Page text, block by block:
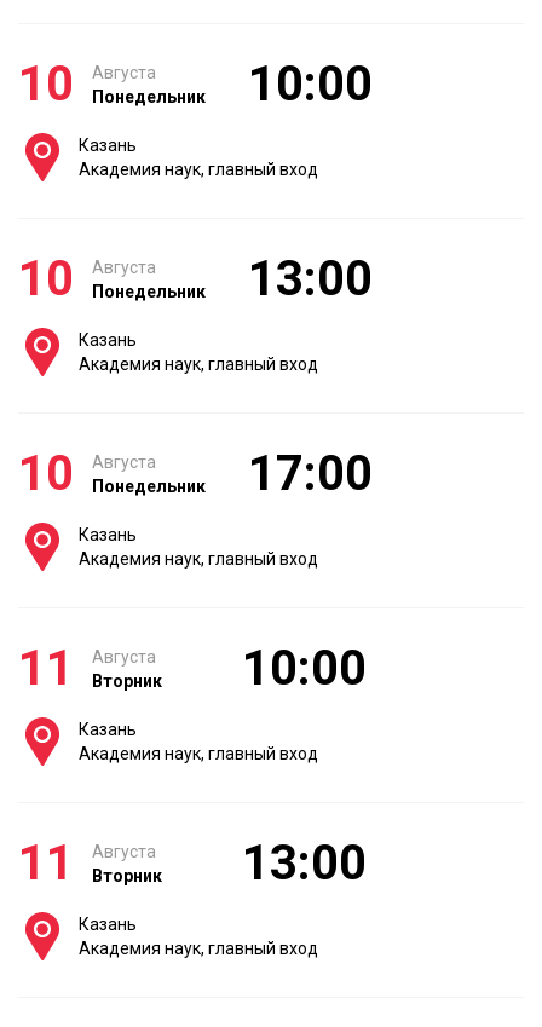
10
Августа
Понедельник
10:00
Казань
Академия наук, главный вход
10
Августа
Понедельник
13:00
Казань
Академия наук, главный вход
10
Августа
Понедельник
17:00
Казань
Академия наук, главный вход
11
Августа
Вторник
10:00
Казань
Академия наук, главный вход
11
Августа
Вторник
13:00
Казань
Академия наук, главный вход